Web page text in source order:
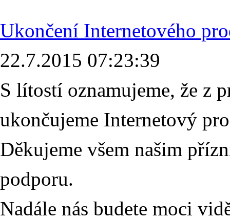
Ukončení Internetového
22.7.2015 07:23:39
S lítostí oznamujeme, že z
ukončujeme Internetový
Děkujeme všem našim
podporu.
Nadále nás budete moci